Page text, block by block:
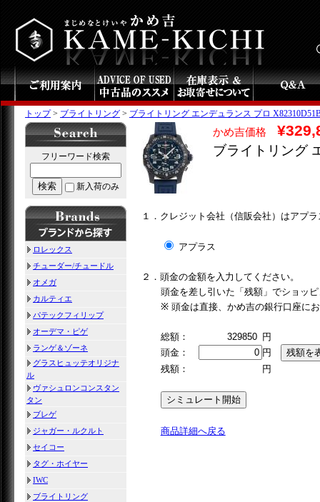
トップ > ブライトリング > ブライトリング エンデュランス プロ
フリーワード検索
検索 新入荷のみ
ロレックス
チューダー/チュードル
オメガ
カルティエ
パテックフィリップ
オーデマ・ピゲ
ランゲ＆ゾーネ
グラスヒュッテオリジナ
ル
ヴァシュロンコンスタン
タン
ブレゲ
ジャガー・ルクルト
セイコー
タグ・ホイヤー
IWC
ブライトリング
かめ吉価格
ブライトリング
１．クレジット会社（信販会社）はアプ
アプラス
２．頭金の金額を入力してください。
頭金を差し引いた「残額」でショッ
※ 頭金は直接、かめ吉の銀行口座に
総額： 329850 円
頭金：
円
残額：
円
商品詳細へ戻る